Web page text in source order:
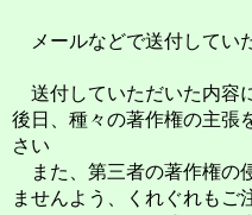
メールなどで送付してい
送付していただいた内容
後日、種々の著作権の主張
さい
また、第三者の著作権の
ませんよう、くれぐれもご